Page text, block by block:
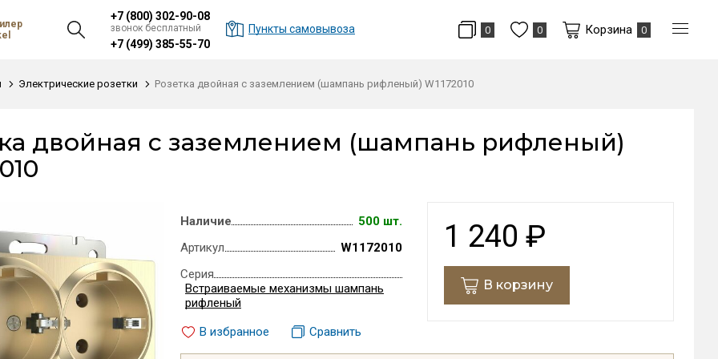
+7 (800) 302-90-08
звонок бесплатный
+7 (499) 385-55-70
Пункты самовывоза 0 0 Корзина 0
Электрические розетки Розетка двойная с заземлением (шампань рифленый) W1172010
двойная с заземлением (шампань рифленый)
1 240 ₽
В корзину
Наличие
500 шт.
Артикул
W1172010
Серия
Встраиваемые механизмы шампань
рифленый
В избранное
Сравнить